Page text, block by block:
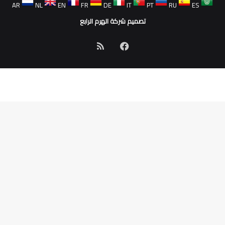
AR
NL EN FR DE IT PT RU
ES
تصميم شركة الهرم الرابع
فيسبوك
الموقع